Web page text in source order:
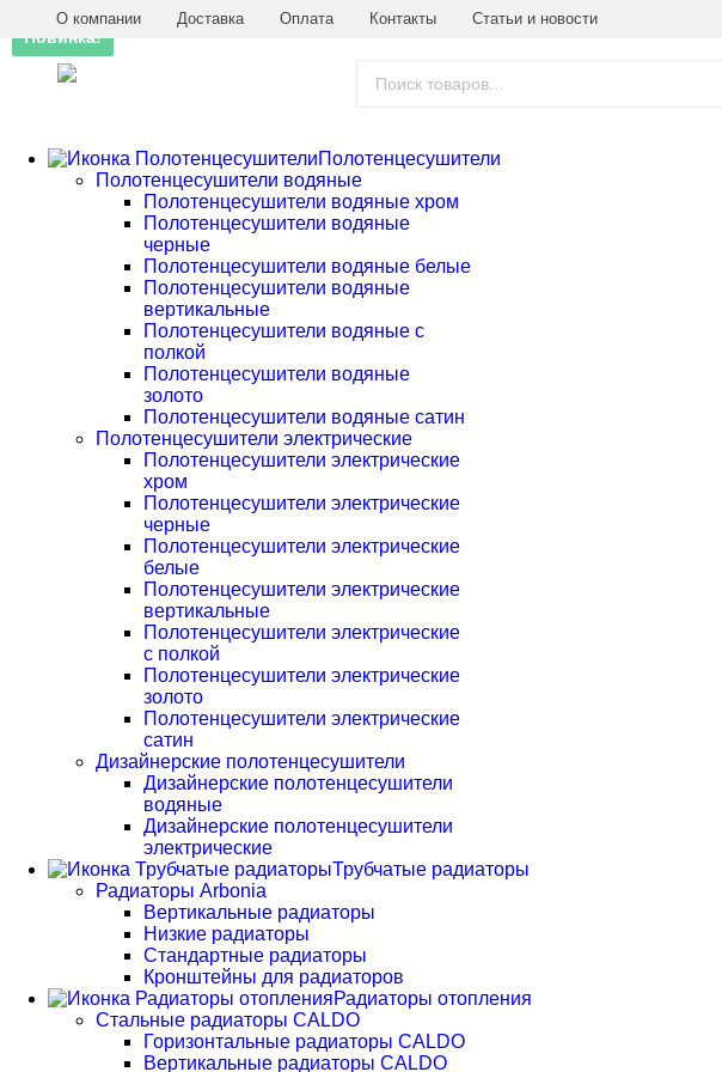
О компании Доставка Оплата Контакты Статьи и новости
Полотенцесушители
Полотенцесушители водяные
Полотенцесушители водяные хром
Полотенцесушители водяные
черные
Полотенцесушители водяные белые
Полотенцесушители водяные
вертикальные
Полотенцесушители водяные с
полкой
Полотенцесушители водяные
золото
Полотенцесушители водяные сатин
Полотенцесушители электрические
Полотенцесушители электрические
хром
Полотенцесушители электрические
черные
Полотенцесушители электрические
белые
Полотенцесушители электрические
вертикальные
Полотенцесушители электрические
с полкой
Полотенцесушители электрические
золото
Полотенцесушители электрические
сатин
Дизайнерские полотенцесушители
Дизайнерские полотенцесушители
водяные
Дизайнерские полотенцесушители
электрические
Трубчатые радиаторы
Радиаторы Arbonia
Вертикальные радиаторы
Низкие радиаторы
Стандартные радиаторы
Кронштейны для радиаторов
Радиаторы отопления
Стальные радиаторы CALDO
Горизонтальные радиаторы CALDO
Вертикальные радиаторы CALDO
Новинка!